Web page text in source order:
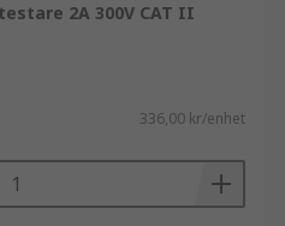
2A 300V CAT II
336,00 kr/enhet